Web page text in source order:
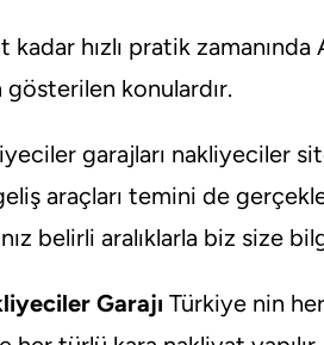
kadar hızlı pratik
gösterilen konulardır.
garajları nakliyeciler
araçları temini de
belirli aralıklarla biz size
Garajı Türkiye nin her